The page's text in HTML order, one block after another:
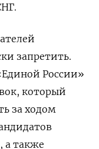
запретить.
России»
который
за ходом
а также